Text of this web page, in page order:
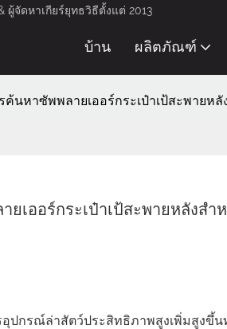
จัดหาเกียร์ยุทธวิธีตั้งแต่ 2013
บ้าน ผลิตภัณฑ์
ค้นหาซัพพลายเออร์กระเป๋าเป้สะพายห
เออร์กระเป๋าเป้สะพายหลังส
อุปกรณ์ล่าสัตว์ประสิทธิภาพสูงเพิ่มสูงขึ้